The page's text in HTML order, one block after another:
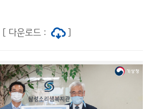
온라인 화상회의로 28일 참석하였습
의 중요성을 인식하고, 현재 진행 중인
개편 후속 작업과 2021년 예정인 세
회 준비사항을 중점적으로 다룹니다.
[ 다운로드 :